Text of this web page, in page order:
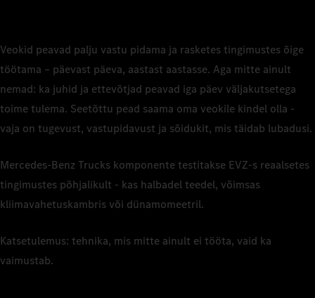
Veokid peavad palju vastu pidama ja rasketes tingimustes õige
töötama – päevast päeva, aastast aastasse. Aga mitte ainult
nemad: ka juhid ja ettevõtjad peavad iga päev väljakutsetega
toime tulema. Seetõttu pead saama oma veokile kindel olla -
vaja on tugevust, vastupidavust ja sõidukit, mis täidab lubadusi.
Mercedes-Benz Trucks komponente testitakse EVZ-s reaalsetes
tingimustes põhjalikult - kas halbadel teedel, võimsas
kliimavahetuskambris või dünamomeetril.
Katsetulemus: tehnika, mis mitte ainult ei tööta, vaid ka
vaimustab.